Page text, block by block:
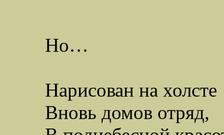
Но…
Нарисован на холсте
Вновь домов отряд,